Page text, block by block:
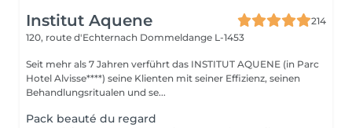
Institut Aquene
214
120, route d'Echternach Dommeldange L-1453
Seit mehr als 7 Jahren verführt das INSTITUT AQUENE (in Parc
Hotel Alvisse****) seine Klienten mit seiner Effizienz, seinen
Behandlungsritualen und se...
Pack beauté du regard